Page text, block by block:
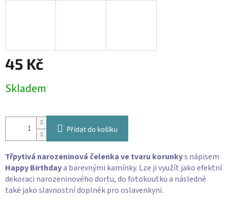
45 Kč
cena:
Skladem
Přidat do košíku
Třpytivá narozeninová čelenka ve tvaru korunkys nápisem
Happy Birthdaya barevnými kamínky. Lze ji využít jako efektní
dekoraci narozeninového dortu, do fotokoutku a následně
také jako slavnostní doplněk pro oslavenkyni.